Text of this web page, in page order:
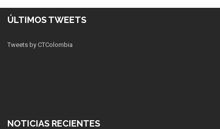
ÚLTIMOS TWEETS
Tweets by CTColombia
NOTICIAS RECIENTES